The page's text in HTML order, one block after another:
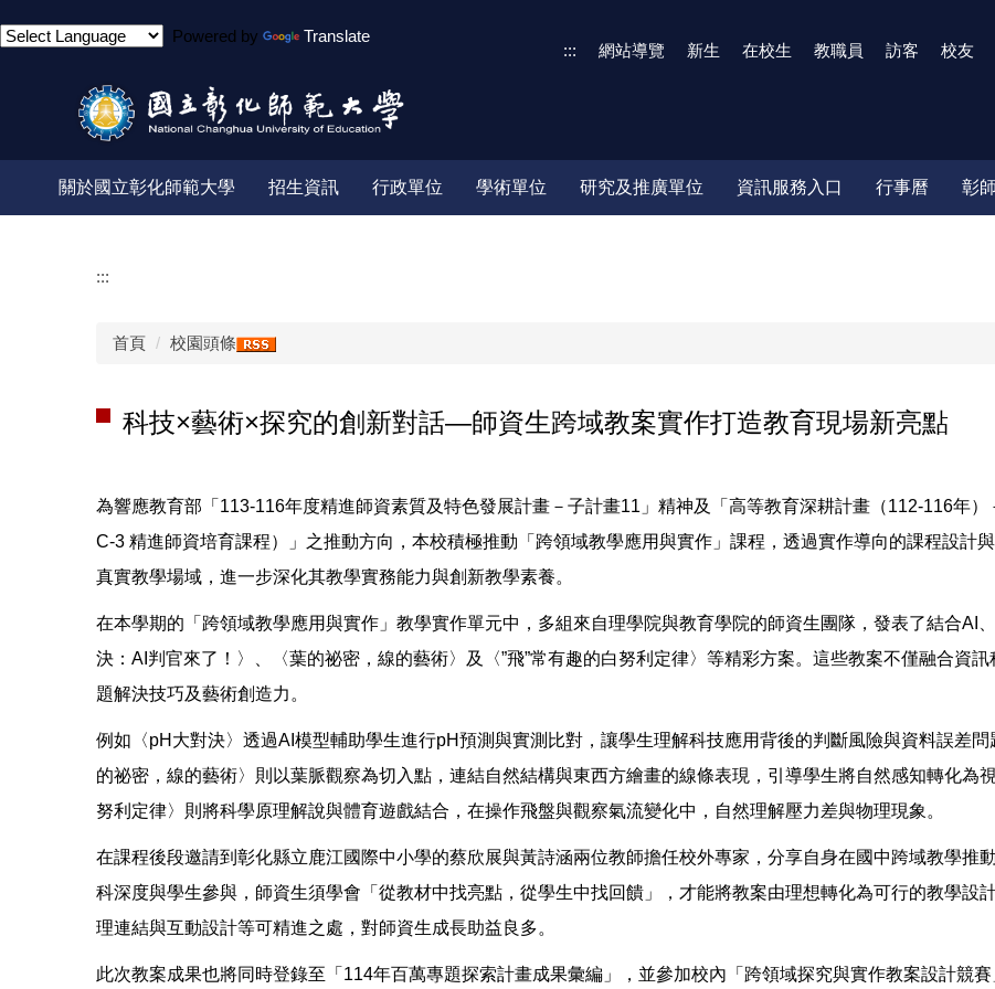
到
區
Powered by Translate
::: 網站導覽 新生 在校生 教職員 訪客 校友
關於國立彰化師範大學 招生資訊 行政單位 學術單位 研究及推廣單位 資訊服務入口 行事曆 彰
:::
首頁 校園頭條
科技×藝術×探究的創新對話—師資生跨域教案實作打造教育現場新亮點
為響應教育部「113-116年度精進師資素質及特色發展計畫－子計畫11」精神及「高等教育深耕計畫（112-116年
C-3 精進師資培育課程）」之推動方向，本校積極推動「跨領域教學應用與實作」課程，透過實作導向的課程設計
真實教學場域，進一步深化其教學實務能力與創新教學素養。
在本學期的「跨領域教學應用與實作」教學實作單元中，多組來自理學院與教育學院的師資生團隊，發表了結合AI
決：AI判官來了！〉、〈葉的祕密，線的藝術〉及〈”飛”常有趣的白努利定律〉等精彩方案。這些教案不僅融合資
題解決技巧及藝術創造力。
例如〈pH大對決〉透過AI模型輔助學生進行pH預測與實測比對，讓學生理解科技應用背後的判斷風險與資料誤差
的祕密，線的藝術〉則以葉脈觀察為切入點，連結自然結構與東西方繪畫的線條表現，引導學生將自然感知轉化為
努利定律〉則將科學原理解說與體育遊戲結合，在操作飛盤與觀察氣流變化中，自然理解壓力差與物理現象。
在課程後段邀請到彰化縣立鹿江國際中小學的蔡欣展與黃詩涵兩位教師擔任校外專家，分享自身在國中跨域教學推
科深度與學生參與，師資生須學會「從教材中找亮點，從學生中找回饋」，才能將教案由理想轉化為可行的教學設
理連結與互動設計等可精進之處，對師資生成長助益良多。
此次教案成果也將同時登錄至「114年百萬專題探索計畫成果彙編」，並參加校內「跨領域探究與實作教案設計競